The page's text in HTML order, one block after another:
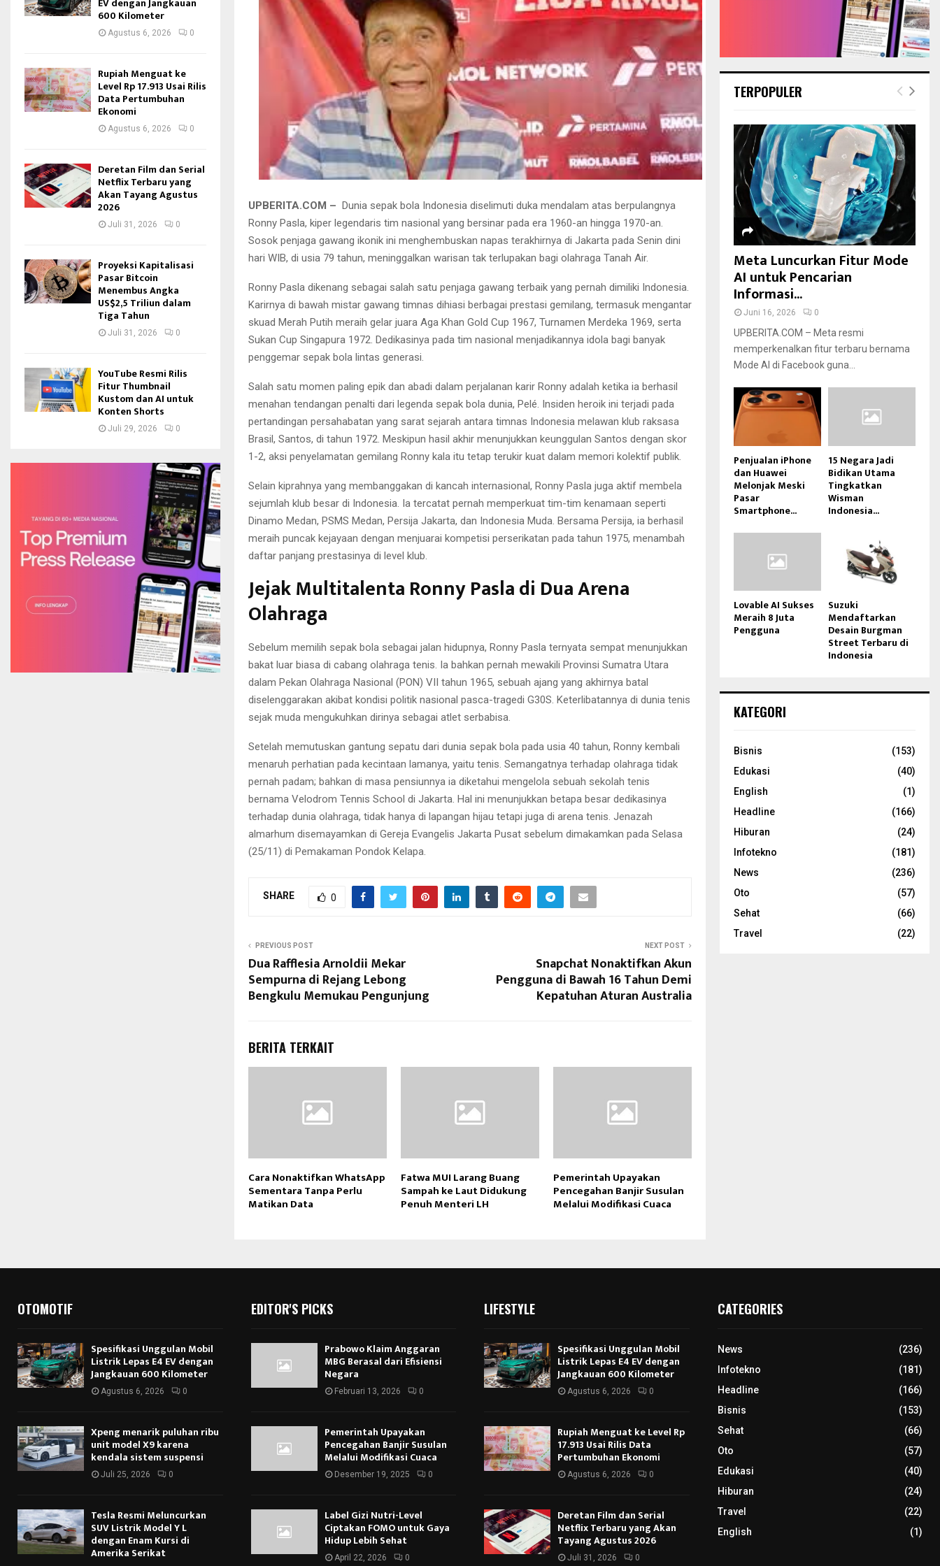
UPBERITA.COM – Dunia sepak bola Indonesia diselimuti duka mendalam atas berpulangnya
Ronny Pasla, kiper legendaris tim nasional yang bersinar pada era 1960-an hingga 1970-an.
Sosok penjaga gawang ikonik ini menghembuskan napas terakhirnya di Jakarta pada Senin dini
hari WIB, di usia 79 tahun, meninggalkan warisan tak terlupakan bagi olahraga Tanah Air.
Ronny Pasla dikenang sebagai salah satu penjaga gawang terbaik yang pernah dimiliki Indonesia.
Karirnya di bawah mistar gawang timnas dihiasi berbagai prestasi gemilang, termasuk mengantar
skuad Merah Putih meraih gelar juara Aga Khan Gold Cup 1967, Turnamen Merdeka 1969, serta
Sukan Cup Singapura 1972. Dedikasinya pada tim nasional menjadikannya idola bagi banyak
penggemar sepak bola lintas generasi.
Salah satu momen paling epik dan abadi dalam perjalanan karir Ronny adalah ketika ia berhasil
menahan tendangan penalti dari legenda sepak bola dunia, Pelé. Insiden heroik ini terjadi pada
pertandingan persahabatan yang sarat sejarah antara timnas Indonesia melawan klub raksasa
Brasil, Santos, di tahun 1972. Meskipun hasil akhir menunjukkan keunggulan Santos dengan skor
1-2, aksi penyelamatan gemilang Ronny kala itu tetap terukir kuat dalam memori kolektif publik.
Selain kiprahnya yang membanggakan di kancah internasional, Ronny Pasla juga aktif membela
sejumlah klub besar di Indonesia. Ia tercatat pernah memperkuat tim-tim kenamaan seperti
Dinamo Medan, PSMS Medan, Persija Jakarta, dan Indonesia Muda. Bersama Persija, ia berhasil
meraih puncak kejayaan dengan menjuarai kompetisi perserikatan pada tahun 1975, menambah
daftar panjang prestasinya di level klub.
Jejak Multitalenta Ronny Pasla di Dua Arena
Olahraga
Sebelum memilih sepak bola sebagai jalan hidupnya, Ronny Pasla ternyata sempat menunjukkan
bakat luar biasa di cabang olahraga tenis. Ia bahkan pernah mewakili Provinsi Sumatra Utara
dalam Pekan Olahraga Nasional (PON) VII tahun 1965, sebuah ajang yang akhirnya batal
diselenggarakan akibat kondisi politik nasional pasca-tragedi G30S. Keterlibatannya di dunia tenis
sejak muda mengukuhkan dirinya sebagai atlet serbabisa.
Setelah memutuskan gantung sepatu dari dunia sepak bola pada usia 40 tahun, Ronny kembali
menaruh perhatian pada kecintaan lamanya, yaitu tenis. Semangatnya terhadap olahraga tidak
pernah padam; bahkan di masa pensiunnya ia diketahui mengelola sebuah sekolah tenis
bernama Velodrom Tennis School di Jakarta. Hal ini menunjukkan betapa besar dedikasinya
terhadap dunia olahraga, tidak hanya di lapangan hijau tetapi juga di arena tenis. Jenazah
almarhum disemayamkan di Gereja Evangelis Jakarta Pusat sebelum dimakamkan pada Selasa
(25/11) di Pemakaman Pondok Kelapa.
SHARE 0
PREVIOUS POST
Dua Rafflesia Arnoldii Mekar
Sempurna di Rejang Lebong
Bengkulu Memukau Pengunjung
NEXT POST
Snapchat Nonaktifkan Akun
Pengguna di Bawah 16 Tahun Demi
Kepatuhan Aturan Australia
BERITA TERKAIT
Cara Nonaktifkan WhatsApp
Sementara Tanpa Perlu
Matikan Data
Fatwa MUI Larang Buang
Sampah ke Laut Didukung
Penuh Menteri LH
Pemerintah Upayakan
Pencegahan Banjir Susulan
Melalui Modifikasi Cuaca
600 Kilometer
Agustus 6, 2026 0
Rupiah Menguat ke
Level Rp 17.913 Usai Rilis
Data Pertumbuhan
Ekonomi
Agustus 6, 2026 0
Deretan Film dan Serial
Netflix Terbaru yang
Akan Tayang Agustus
2026
Juli 31, 2026 0
Proyeksi Kapitalisasi
Pasar Bitcoin
Menembus Angka
US$2,5 Triliun dalam
Tiga Tahun
Juli 31, 2026 0
YouTube Resmi Rilis
Fitur Thumbnail
Kustom dan AI untuk
Konten Shorts
Juli 29, 2026 0
TERPOPULER
Meta Luncurkan Fitur Mode
AI untuk Pencarian
Informasi...
Juni 16, 2026 0
UPBERITA.COM – Meta resmi
memperkenalkan fitur terbaru bernama
Mode AI di Facebook guna...
Penjualan iPhone
dan Huawei
Melonjak Meski
Pasar
Smartphone...
15 Negara Jadi
Bidikan Utama
Tingkatkan
Wisman
Indonesia...
Lovable AI Sukses
Meraih 8 Juta
Pengguna
Suzuki
Mendaftarkan
Desain Burgman
Street Terbaru di
Indonesia
KATEGORI
Bisnis
(153)
Edukasi
(40)
English
(1)
Headline
(166)
Hiburan
(24)
Infotekno
(181)
News
(236)
Oto
(57)
Sehat
(66)
Travel
(22)
OTOMOTIF
Spesifikasi Unggulan Mobil
Listrik Lepas E4 EV dengan
Jangkauan 600 Kilometer
Agustus 6, 2026 0
Xpeng menarik puluhan ribu
unit model X9 karena
kendala sistem suspensi
Juli 25, 2026 0
Tesla Resmi Meluncurkan
SUV Listrik Model Y L
dengan Enam Kursi di
Amerika Serikat
EDITOR'S PICKS
Prabowo Klaim Anggaran
MBG Berasal dari Efisiensi
Negara
Februari 13, 2026 0
Pemerintah Upayakan
Pencegahan Banjir Susulan
Melalui Modifikasi Cuaca
Desember 19, 2025 0
Label Gizi Nutri-Level
Ciptakan FOMO untuk Gaya
Hidup Lebih Sehat
April 22, 2026 0
LIFESTYLE
Spesifikasi Unggulan Mobil
Listrik Lepas E4 EV dengan
Jangkauan 600 Kilometer
Agustus 6, 2026 0
Rupiah Menguat ke Level Rp
17.913 Usai Rilis Data
Pertumbuhan Ekonomi
Agustus 6, 2026 0
Deretan Film dan Serial
Netflix Terbaru yang Akan
Tayang Agustus 2026
Juli 31, 2026 0
CATEGORIES
News
(236)
Infotekno
(181)
Headline
(166)
Bisnis
(153)
Sehat
(66)
Oto
(57)
Edukasi
(40)
Hiburan
(24)
Travel
(22)
English
(1)